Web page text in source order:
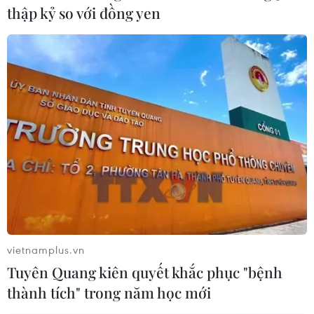
Trường đại học sư phạm đầu tiên
công bố điểm chuẩn năm 2026
Điểm chuẩn Trường Đại học
Phenikaa dao động từ 18 đến 27 điểm
09/08/2026 09:23
Ngành nào dẫn đầu số điểm của
Trường Đại học Khoa học Tự nhiên,
Hải Phòng dự kiến còn 780 trường
thập kỷ so với đồng yen
vietnamplus.vn
Tuyên Quang kiên quyết khắc phục "bệnh
thành tích" trong năm học mới